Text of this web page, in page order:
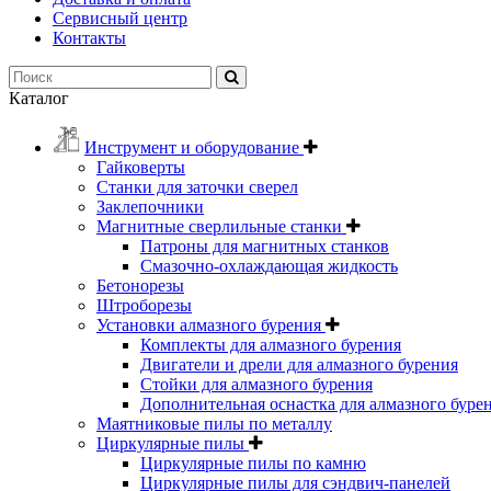
Сервисный центр
Контакты
Каталог
Инструмент и оборудование
Гайковерты
Станки для заточки сверел
Заклепочники
Магнитные сверлильные станки
Патроны для магнитных станков
Смазочно-охлаждающая жидкость
Бетонорезы
Штроборезы
Установки алмазного бурения
Комплекты для алмазного бурения
Двигатели и дрели для алмазного бурения
Стойки для алмазного бурения
Дополнительная оснастка для алмазного
Маятниковые пилы по металлу
Циркулярные пилы
Циркулярные пилы по камню
Циркулярные пилы для сэндвич-панелей